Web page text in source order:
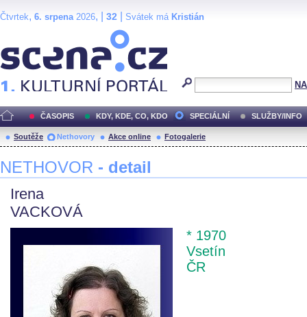
Čtvrtek, 6. srpena2026, | 32 Svátek má Kristián
ČASOPIS KDY, KDE, CO, KDO SPECIÁLNÍ SLUŽBY/INFO
Soutěže Nethovory Akce online Fotogalerie
NETHOVOR - detail
Irena
VACKOVÁ
* 1970
Vsetín
ČR